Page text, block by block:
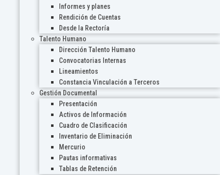
Informes y planes
Rendición de Cuentas
Desde la Rectoría
Talento Humano
Dirección Talento Humano
Convocatorias Internas
Lineamientos
Constancia Vinculación a Terceros
Gestión Documental
Presentación
Activos de Información
Cuadro de Clasificación
Inventario de Eliminación
Mercurio
Pautas informativas
Tablas de Retención